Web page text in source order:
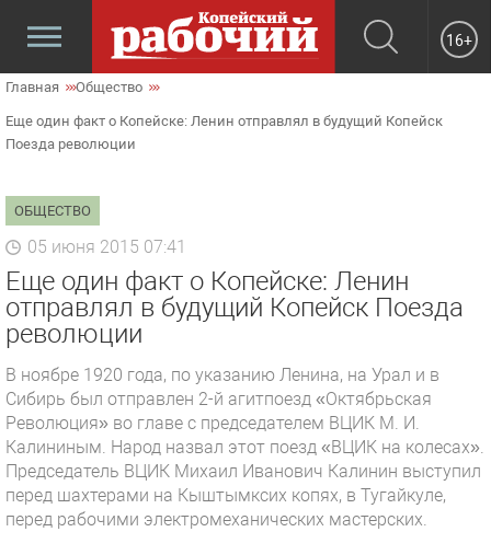
16+
Главная Общество
Еще один факт о Копейске: Ленин отправлял в будущий Копейск
Поезда революции
ОБЩЕСТВО
05 июня 2015 07:41
Еще один факт о Копейске: Ленин
отправлял в будущий Копейск Поезда
революции
В ноябре 1920 года, по указанию Ленина, на Урал и в
Сибирь был отправлен 2-й агитпоезд «Октябрьская
Революция» во главе с председателем ВЦИК М. И.
Калининым. Народ назвал этот поезд «ВЦИК на колесах».
Председатель ВЦИК Михаил Иванович Калинин выступил
перед шахтерами на Кыштымксих копях, в Тугайкуле,
перед рабочими электромеханических мастерских.